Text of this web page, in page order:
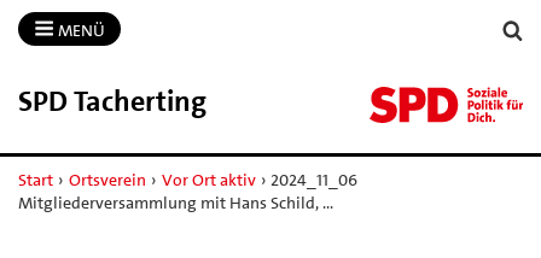
MENÜ
SPD Tacherting
Start › Ortsverein › Vor Ort aktiv › 2024_11_06
Mitgliederversammlung mit Hans Schild, …